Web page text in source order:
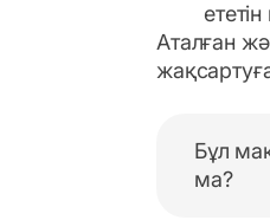
Аталған
Бұл
ма?